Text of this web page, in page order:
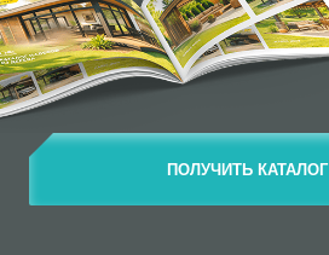
ПОЛУЧИТЬ КАТАЛОГ